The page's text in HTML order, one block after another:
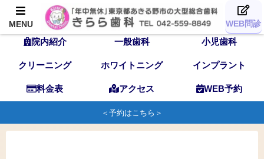
TOP 歯科医師 スタッフ
院内紹介 一般歯科 小児歯科
クリーニング ホワイトニング インプラント
料金表 アクセス WEB予約
＜予約はこちら＞
MENU WEB問診